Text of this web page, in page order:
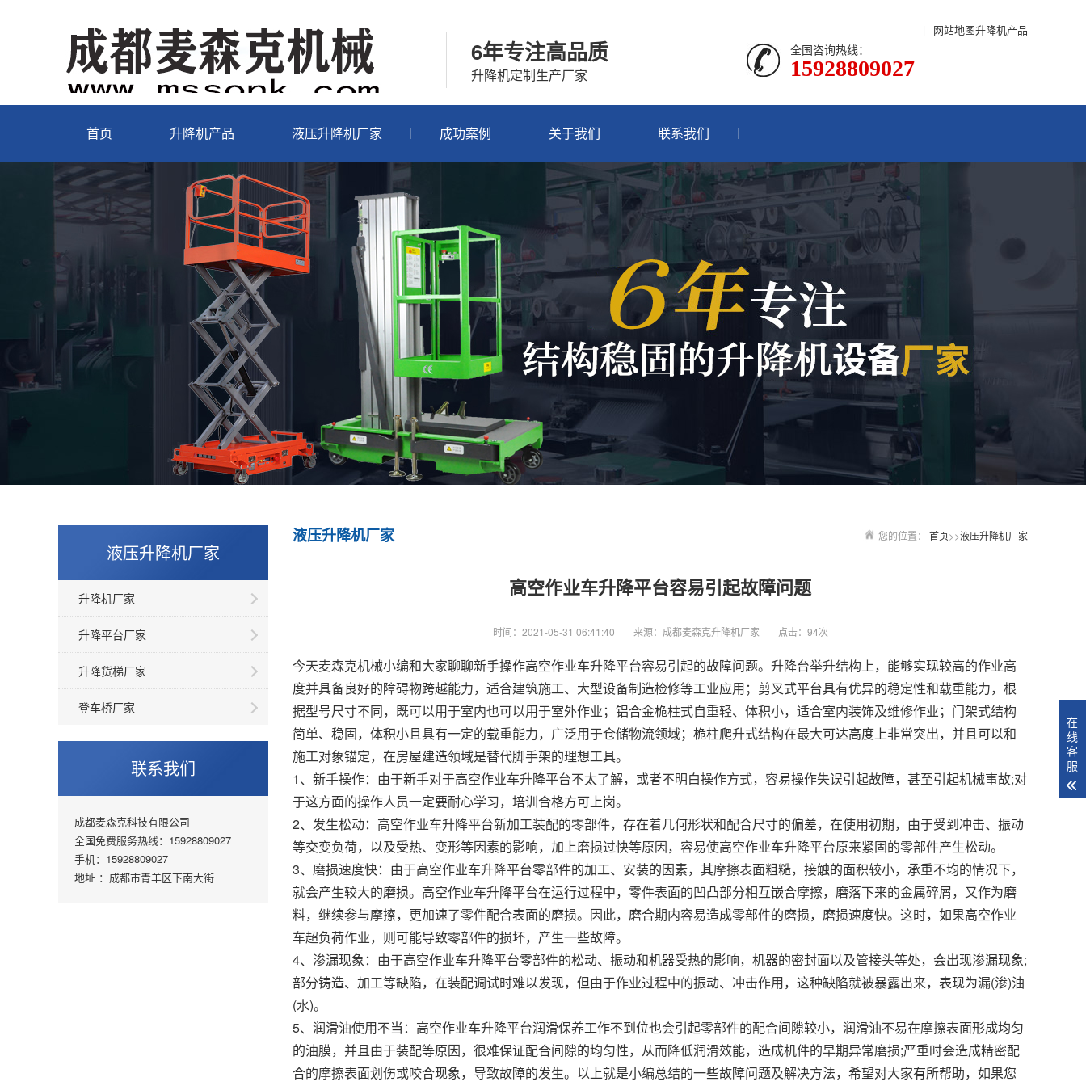
升降机产品
| 网站地图
6年专注高品质
升降机定制生产厂家
全国咨询热线：
15928809027
首页 升降机产品 液压升降机厂家 成功案例 关于我们 联系我们
液压升降机厂家
升降机厂家
升降平台厂家
升降货梯厂家
登车桥厂家
联系我们
成都麦森克科技有限公司
全国免费服务热线：15928809027
手机：15928809027
地址 ：成都市青羊区下南大街
您的位置： 首页>>液压升降机厂家
液压升降机厂家
高空作业车升降平台容易引起故障问题
时间：2021-05-31 06:41:40 来源：成都麦森克升降机厂家 点击：94次
今天麦森克机械小编和大家聊聊新手操作高空作业车升降平台容易引起的故障问题。升降台举升结构上，能够实现较高的作业高
度并具备良好的障碍物跨越能力，适合建筑施工、大型设备制造检修等工业应用；剪叉式平台具有优异的稳定性和载重能力，根
据型号尺寸不同，既可以用于室内也可以用于室外作业；铝合金桅柱式自重轻、体积小，适合室内装饰及维修作业；门架式结构
简单、稳固，体积小且具有一定的载重能力，广泛用于仓储物流领域；桅柱爬升式结构在最大可达高度上非常突出，并且可以和
施工对象锚定，在房屋建造领域是替代脚手架的理想工具。
1、新手操作：由于新手对于高空作业车升降平台不太了解，或者不明白操作方式，容易操作失误引起故障，甚至引起机械事故;对
于这方面的操作人员一定要耐心学习，培训合格方可上岗。
2、发生松动：高空作业车升降平台新加工装配的零部件，存在着几何形状和配合尺寸的偏差，在使用初期，由于受到冲击、振动
等交变负荷，以及受热、变形等因素的影响，加上磨损过快等原因，容易使高空作业车升降平台原来紧固的零部件产生松动。
3、磨损速度快：由于高空作业车升降平台零部件的加工、安装的因素，其摩擦表面粗糙，接触的面积较小，承重不均的情况下，
就会产生较大的磨损。高空作业车升降平台在运行过程中，零件表面的凹凸部分相互嵌合摩擦，磨落下来的金属碎屑，又作为磨
料，继续参与摩擦，更加速了零件配合表面的磨损。因此，磨合期内容易造成零部件的磨损，磨损速度快。这时，如果高空作业
车超负荷作业，则可能导致零部件的损坏，产生一些故障。
4、渗漏现象：由于高空作业车升降平台零部件的松动、振动和机器受热的影响，机器的密封面以及管接头等处，会出现渗漏现象;
部分铸造、加工等缺陷，在装配调试时难以发现，但由于作业过程中的振动、冲击作用，这种缺陷就被暴露出来，表现为漏(渗)油
(水)。
5、润滑油使用不当：高空作业车升降平台润滑保养工作不到位也会引起零部件的配合间隙较小，润滑油不易在摩擦表面形成均匀
的油膜，并且由于装配等原因，很难保证配合间隙的均匀性，从而降低润滑效能，造成机件的早期异常磨损;严重时会造成精密配
合的摩擦表面划伤或咬合现象，导致故障的发生。以上就是小编总结的一些故障问题及解决方法，希望对大家有所帮助，如果您
在
线
客
服